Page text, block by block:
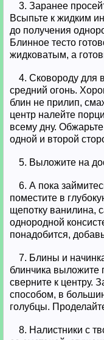
3. Заранее
Всыпьте к жидким
до получения
Блинное тесто
жидковатым, а
4. Сковороду для
средний огонь.
блин не прилип,
центр налейте
всему дну.
одной и второй
5. Выложите на
6. А пока
поместите в
щепотку ванилина,
однородной
понадобится,
7. Блины и
блинчика выложите
сверните к центру.
способом, в
голубцы.
8. Налистники с